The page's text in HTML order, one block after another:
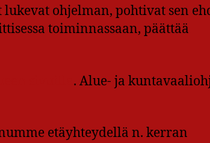
ohjelman, pohtivat sen
toiminnassaan, päättää
. Alue- ja
etäyhteydellä n. kerran